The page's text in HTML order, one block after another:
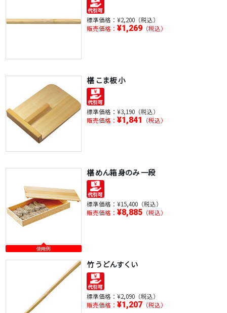
標準価格： ¥2,200（税込）
販売価格： ¥1,269（税込）
椹 こま板 小
標準価格： ¥3,190（税込）
販売価格： ¥1,841 （税込）
使用例
椹 めん箱 身のみ 一段
標準価格： ¥15,400（税込）
販売価格： ¥8,885（税込）
竹 うどんすくい
標準価格： ¥2,090（税込）
販売価格： ¥1,207（税込）